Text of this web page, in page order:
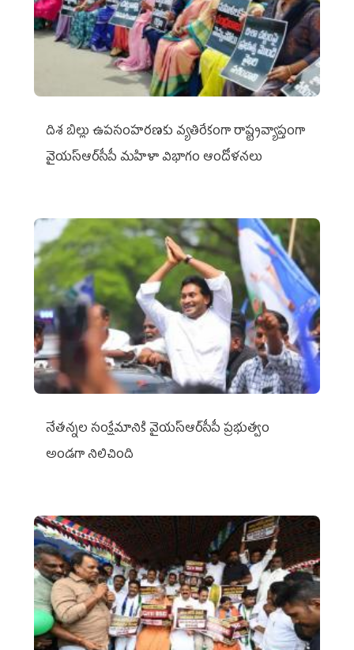
దిశ బిల్లు ఉపసంహరణకు వ్యతిరేకంగా రాష్ట్రవ్యాప్తంగా
వైయ‌స్ఆర్‌సీపీ మహిళా విభాగం ఆందోళనలు
నేతన్నల సంక్షేమానికి వైయ‌స్ఆర్‌సీపీ ప్రభుత్వం
అండగా నిలిచింది